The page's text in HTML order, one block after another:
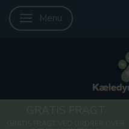
Skifte navigation
Menu